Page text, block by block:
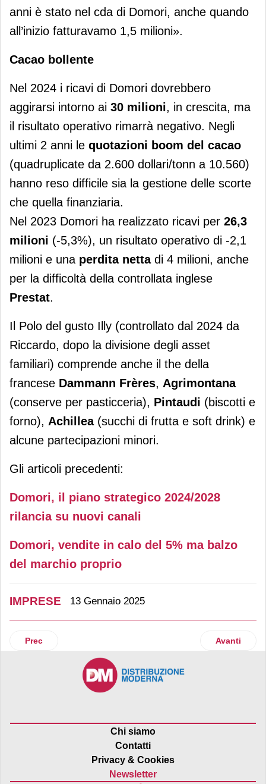
anni è stato nel cda di Domori, anche quando
all’inizio fatturavamo 1,5 milioni».
Cacao bollente
Nel 2024 i ricavi di Domori dovrebbero
aggirarsi intorno ai 30 milioni, in crescita, ma
il risultato operativo rimarrà negativo. Negli
ultimi 2 anni le quotazioni boom del cacao
(quadruplicate da 2.600 dollari/tonn a 10.560)
hanno reso difficile sia la gestione delle scorte
che quella finanziaria.
Nel 2023 Domori ha realizzato ricavi per 26,3
milioni (-5,3%), un risultato operativo di -2,1
milioni e una perdita nettadi 4 milioni, anche
per la difficoltà della controllata inglese
Prestat.
Il Polo del gusto Illy (controllato dal 2024 da
Riccardo, dopo la divisione degli asset
familiari) comprende anche il the della
francese Dammann Frères, Agrimontana
(conserve per pasticceria), Pintaudi (biscotti e
forno), Achillea(succhi di frutta e soft drink) e
alcune partecipazioni minori.
Gli articoli precedenti:
Domori, il piano strategico 2024/2028
rilancia su nuovi canali
Domori, vendite in calo del 5% ma balzo
del marchio proprio
IMPRESE 13 Gennaio 2025
Articolo precedente: Vini dealcolati, Schenk Italia pronta a
Prec Articolo
Avanti
Chi siamo
Contatti
Privacy & Cookies
Newsletter